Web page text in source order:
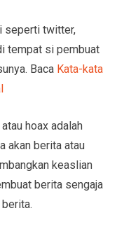
seperti twitter,
tempat si pembuat
Baca Kata-kata
hoax adalah
akan berita atau
keaslian
berita sengaja